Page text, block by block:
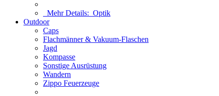
Mehr Details: Optik
Outdoor
Caps
Flachmänner & Vakuum-Flaschen
Jagd
Kompasse
Sonstige Ausrüstung
Wandern
Zippo Feuerzeuge